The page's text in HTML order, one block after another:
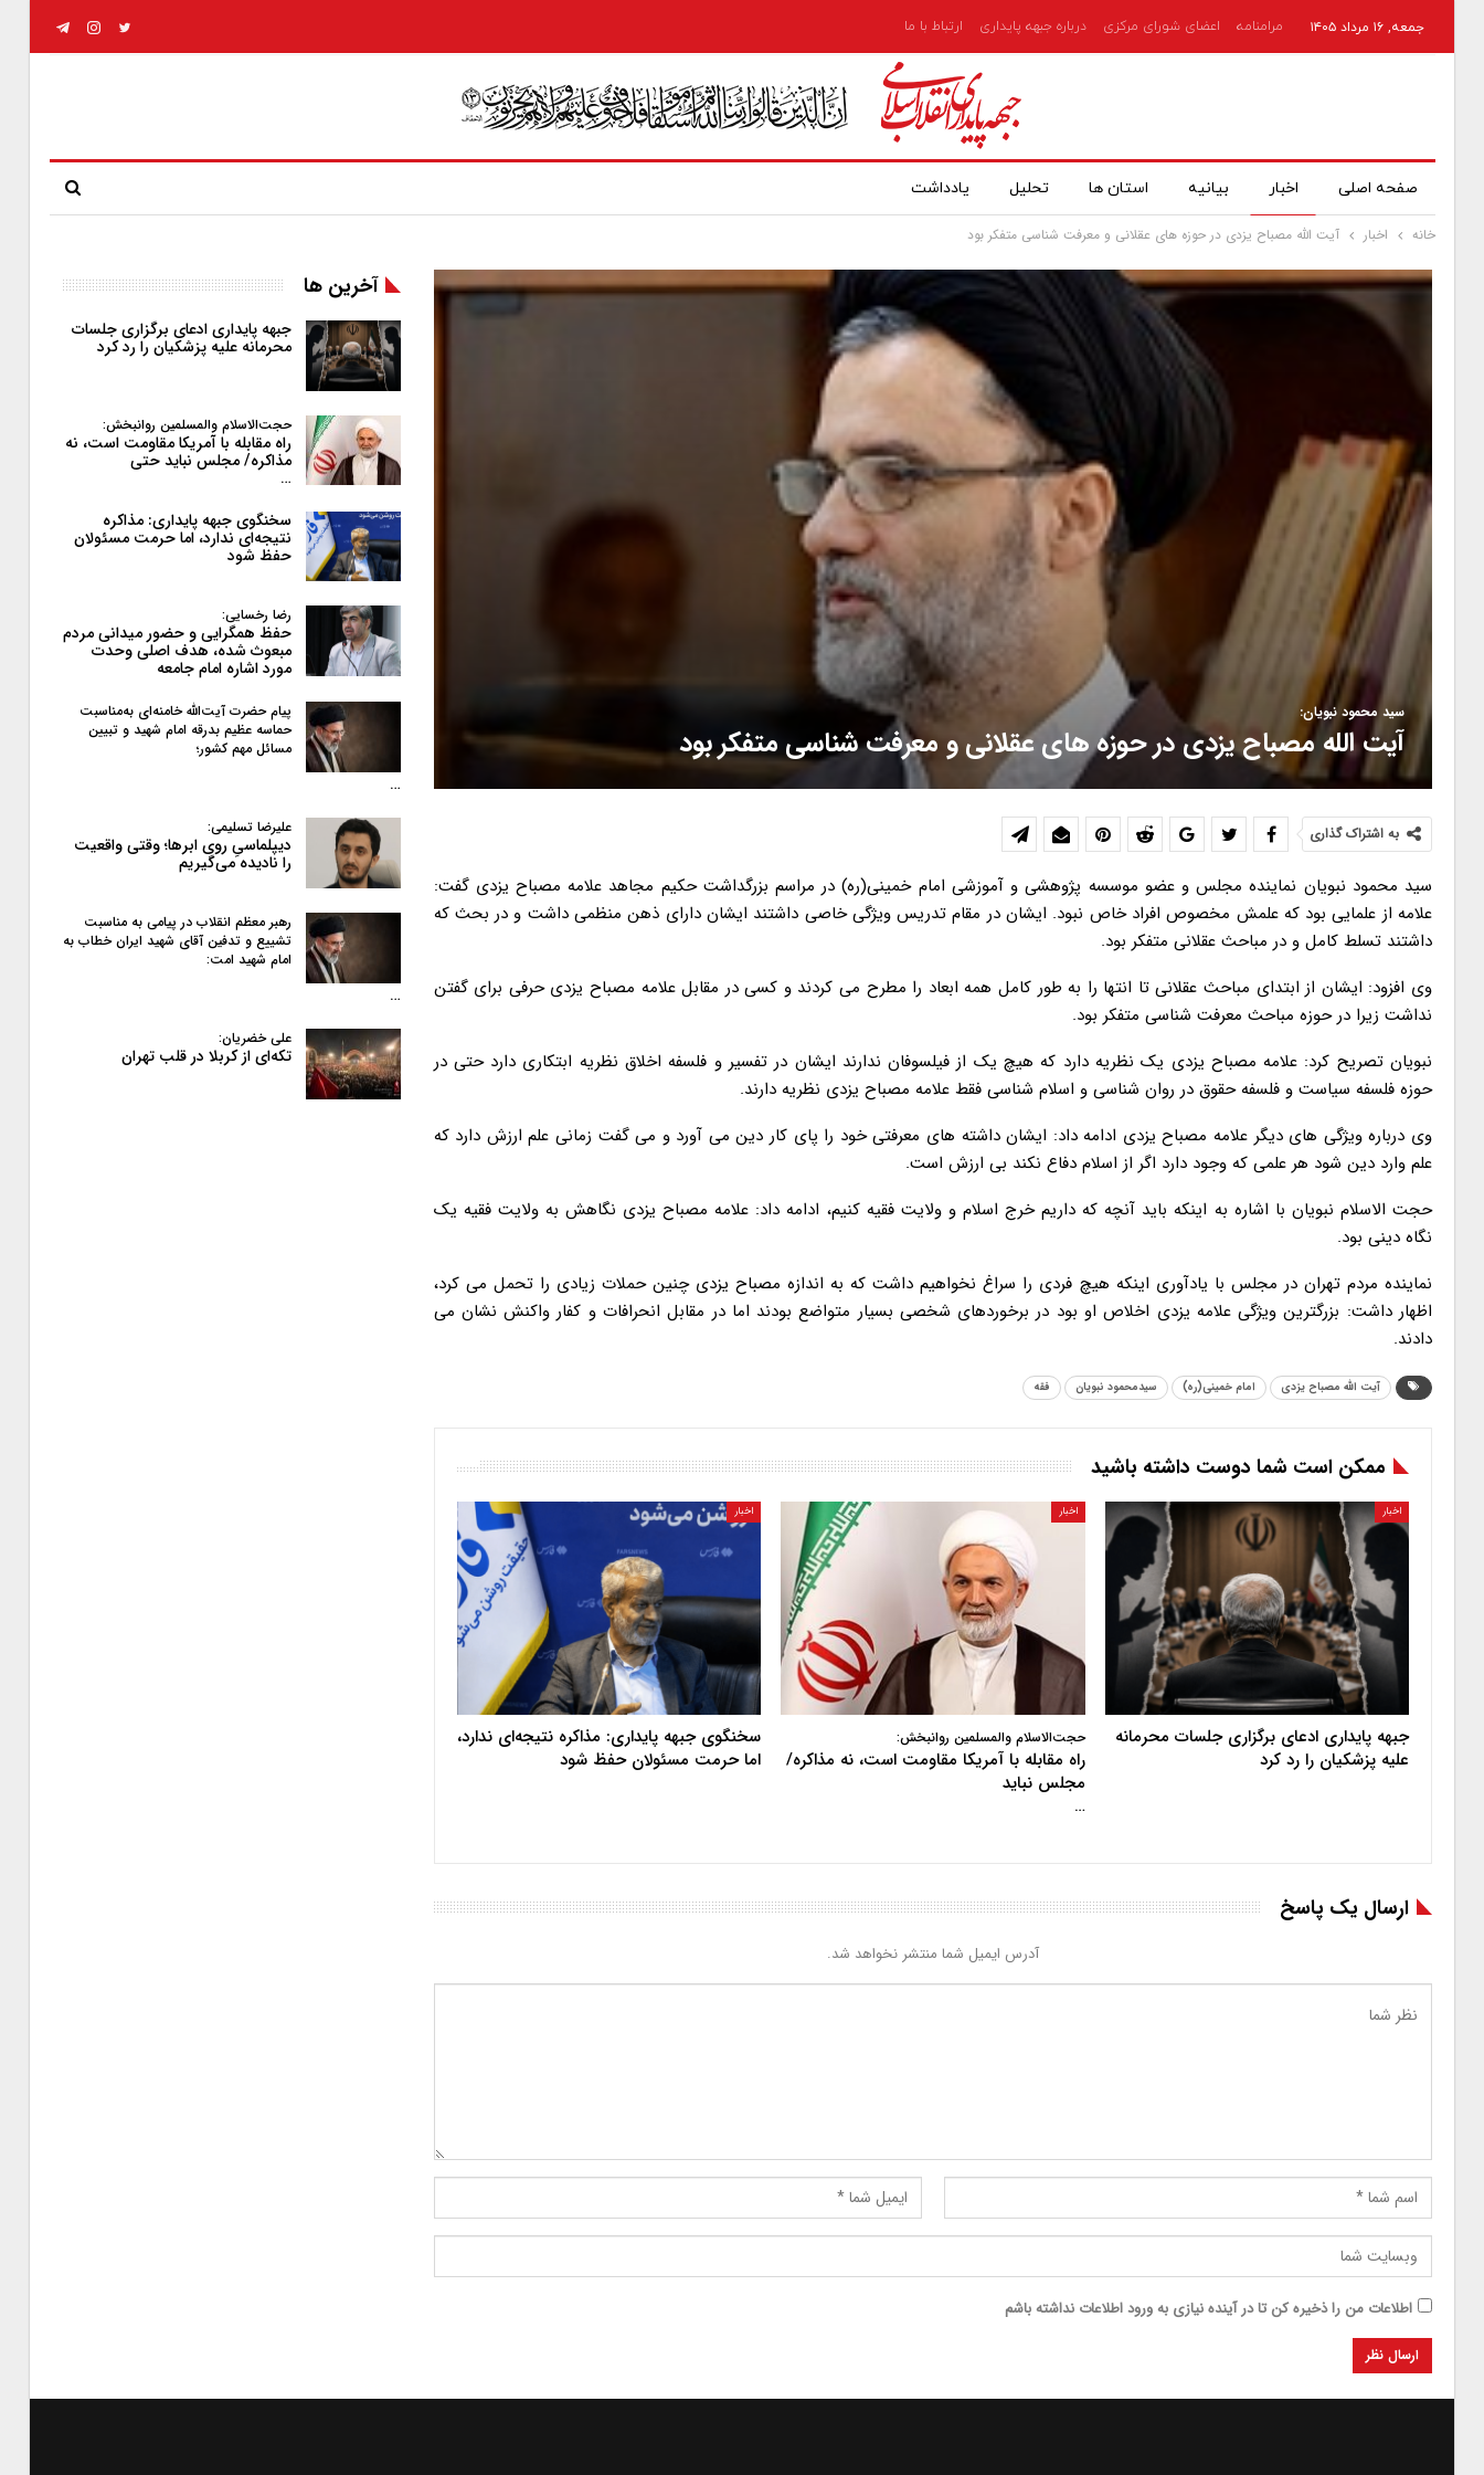
جمعه, ۱۶ مرداد ۱۴۰۵ مرامنامه اعضای شورای مرکزی درباره جبهه پایداری ارتباط با ما
صفحه اصلی اخبار بیانیه استان ها تحلیل یادداشت
خانه اخبار آیت الله مصباح یزدی در حوزه های عقلانی و معرفت شناسی متفکر بود
سید محمود نبویان:
آیت الله مصباح یزدی در حوزه های عقلانی و معرفت شناسی متفکر بود
به اشتراک گذاری
سید محمود نبویان نماینده مجلس و عضو موسسه پژوهشی و آموزشی امام خمینی(ره) در مراسم بزرگداشت حکیم مجاهد علامه مصباح یزدی گفت:
علامه از علمایی بود که علمش مخصوص افراد خاص نبود. ایشان در مقام تدریس ویژگی خاصی داشتند ایشان دارای ذهن منظمی داشت و در بحث که
داشتند تسلط کامل و در مباحث عقلانی متفکر بود.
وی افزود: ایشان از ابتدای مباحث عقلانی تا انتها را به طور کامل همه ابعاد را مطرح می کردند و کسی در مقابل علامه مصباح یزدی حرفی برای گفتن
نداشت زیرا در حوزه مباحث معرفت شناسی متفکر بود.
نبویان تصریح کرد: علامه مصباح یزدی یک نظریه دارد که هیچ یک از فیلسوفان ندارند ایشان در تفسیر و فلسفه اخلاق نظریه ابتکاری دارد حتی در
حوزه فلسفه سیاست و فلسفه حقوق در روان شناسی و اسلام شناسی فقط علامه مصباح یزدی نظریه دارند.
وی درباره ویژگی های دیگر علامه مصباح یزدی ادامه داد: ایشان داشته های معرفتی خود را پای کار دین می آورد و می گفت زمانی علم ارزش دارد که
علم وارد دین شود هر علمی که وجود دارد اگر از اسلام دفاع نکند بی ارزش است.
حجت الاسلام نبویان با اشاره به اینکه باید آنچه که داریم خرج اسلام و ولایت فقیه کنیم، ادامه داد: علامه مصباح یزدی نگاهش به ولایت فقیه یک
نگاه دینی بود.
نماینده مردم تهران در مجلس با یادآوری اینکه هیچ فردی را سراغ نخواهیم داشت که به اندازه مصباح یزدی چنین حملات زیادی را تحمل می کرد،
اظهار داشت: بزرگترین ویژگی علامه یزدی اخلاص او بود در برخوردهای شخصی بسیار متواضع بودند اما در مقابل انحرافات و کفار واکنش نشان می
دادند.
آیت الله مصباح یزدی امام خمینی(ره) سیدمحمود نبویان فقه
ممکن است شما دوست داشته باشید
اخبار
جبهه پایداری ادعای برگزاری جلسات محرمانه
علیه پزشکیان را رد کرد
اخبار
حجت‌الاسلام والمسلمین روانبخش:
راه مقابله با آمریکا مقاومت است، نه مذاکره/
مجلس نباید
…
اخبار
سخنگوی جبهه پایداری: مذاکره نتیجه‌ای ندارد،
اما حرمت مسئولان حفظ شود
ارسال یک پاسخ
آدرس ایمیل شما منتشر نخواهد شد.
اطلاعات من را ذخیره کن تا در آینده نیازی به ورود اطلاعات نداشته باشم
آخرین ها
جبهه پایداری ادعای برگزاری جلسات
محرمانه علیه پزشکیان را رد کرد
حجت‌الاسلام والمسلمین روانبخش:
راه مقابله با آمریکا مقاومت است، نه
مذاکره/ مجلس نباید حتی
…
سخنگوی جبهه پایداری: مذاکره
نتیجه‌ای ندارد، اما حرمت مسئولان
حفظ شود
رضا رخسایی:
حفظ همگرایی و حضور میدانی مردم
مبعوث شده، هدف اصلی وحدت
مورد اشاره امام جامعه
پیام حضرت آیت‌الله خامنه‌ای به‌مناسبت
حماسه عظیم بدرقه امام شهید و تبیین
مسائل مهم کشور؛
…
علیرضا تسلیمی:
دیپلماسیِ روی ابرها؛ وقتی واقعیت
را نادیده می‌گیریم
رهبر معظم انقلاب در پیامی به‌ مناسبت
تشییع و تدفین آقای شهید ایران خطاب به
امام شهید امت:
…
علی خضریان:
تکه‌ای از کربلا در قلب تهران